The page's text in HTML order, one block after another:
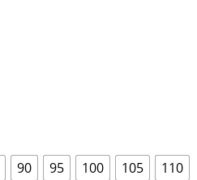
90 95 100 105 110